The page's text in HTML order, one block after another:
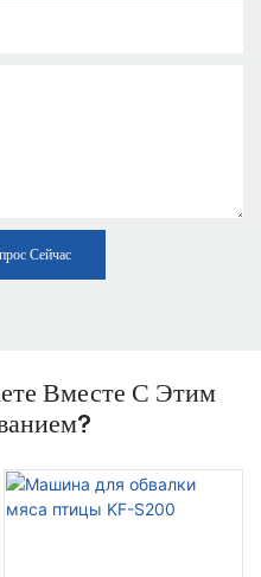
Сейчас
Вместе С Этим